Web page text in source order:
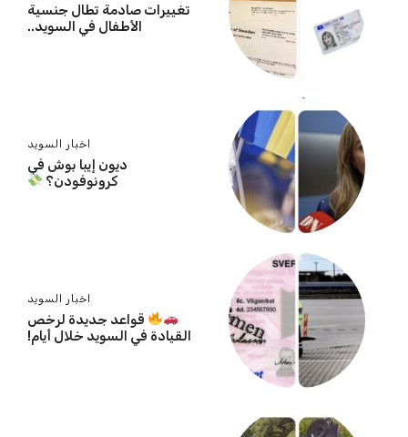
تغييرات صادمة تطال جنسية
الأطفال في السويد..
اخبار السويد
ديون إيبا بوش في
كرونوفودن؟
اخبار السويد
قواعد جديدة لرخص
القيادة في السويد خلال أيام!